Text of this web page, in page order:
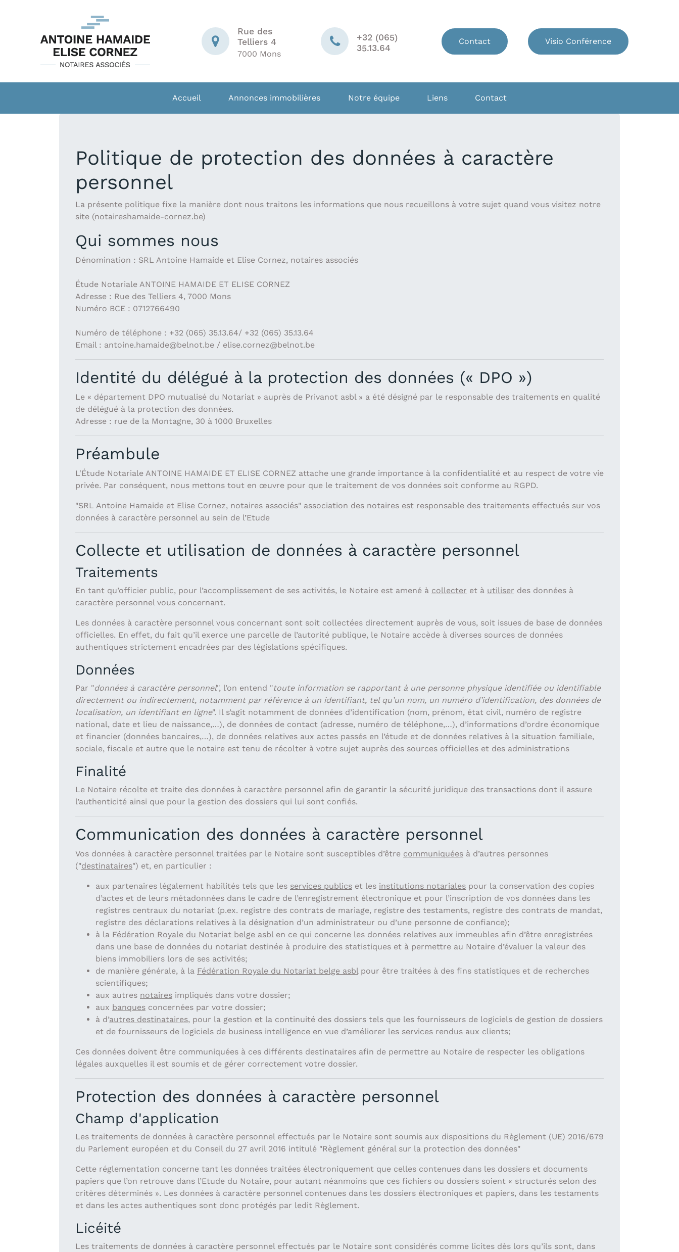
Rue des
Telliers 4
7000 Mons
+32 (065)
35.13.64
Contact Visio Conférence
Accueil Annonces immobilières Notre équipe Liens Contact
Politique de protection des données à caractère
personnel
La présente politique fixe la manière dont nous traitons les informations que nous recueillons à votre sujet quand vous visitez notre
site (notaireshamaide-cornez.be)
Qui sommes nous
Dénomination : SRL Antoine Hamaide et Elise Cornez, notaires associés
Étude Notariale ANTOINE HAMAIDE ET ELISE CORNEZ
Adresse : Rue des Telliers 4, 7000 Mons
Numéro BCE : 0712766490
Numéro de téléphone : +32 (065) 35.13.64/ +32 (065) 35.13.64
Email : antoine.hamaide@belnot.be / elise.cornez@belnot.be
Identité du délégué à la protection des données (« DPO »)
Le « département DPO mutualisé du Notariat » auprès de Privanot asbl » a été désigné par le responsable des traitements en qualité
de délégué à la protection des données.
Adresse : rue de la Montagne, 30 à 1000 Bruxelles
Préambule
L'Étude Notariale ANTOINE HAMAIDE ET ELISE CORNEZ attache une grande importance à la confidentialité et au respect de votre vie
privée. Par conséquent, nous mettons tout en œuvre pour que le traitement de vos données soit conforme au RGPD.
"SRL Antoine Hamaide et Elise Cornez, notaires associés" association des notaires est responsable des traitements effectués sur vos
données à caractère personnel au sein de l’Etude
Collecte et utilisation de données à caractère personnel
Traitements
En tant qu’officier public, pour l’accomplissement de ses activités, le Notaire est amené à collecter et à utiliser des données à
caractère personnel vous concernant.
Les données à caractère personnel vous concernant sont soit collectées directement auprès de vous, soit issues de base de données
officielles. En effet, du fait qu’il exerce une parcelle de l’autorité publique, le Notaire accède à diverses sources de données
authentiques strictement encadrées par des législations spécifiques.
Données
Par "données à caractère personnel", l’on entend "toute information se rapportant à une personne physique identifiée ou identifiable
directement ou indirectement, notamment par référence à un identifiant, tel qu’un nom, un numéro d’identification, des données de
localisation, un identifiant en ligne". Il s’agit notamment de données d’identification (nom, prénom, état civil, numéro de registre
national, date et lieu de naissance,…), de données de contact (adresse, numéro de téléphone,…), d’informations d’ordre économique
et financier (données bancaires,…), de données relatives aux actes passés en l’étude et de données relatives à la situation familiale,
sociale, fiscale et autre que le notaire est tenu de récolter à votre sujet auprès des sources officielles et des administrations
Finalité
Le Notaire récolte et traite des données à caractère personnel afin de garantir la sécurité juridique des transactions dont il assure
l’authenticité ainsi que pour la gestion des dossiers qui lui sont confiés.
Communication des données à caractère personnel
Vos données à caractère personnel traitées par le Notaire sont susceptibles d’être communiquées à d’autres personnes
("destinataires") et, en particulier :
aux partenaires légalement habilités tels que les services publics et les institutions notariales pour la conservation des copies
d’actes et de leurs métadonnées dans le cadre de l’enregistrement électronique et pour l’inscription de vos données dans les
registres centraux du notariat (p.ex. registre des contrats de mariage, registre des testaments, registre des contrats de mandat,
registre des déclarations relatives à la désignation d’un administrateur ou d’une personne de confiance);
à la Fédération Royale du Notariat belge asblen ce qui concerne les données relatives aux immeubles afin d’être enregistrées
dans une base de données du notariat destinée à produire des statistiques et à permettre au Notaire d’évaluer la valeur des
biens immobiliers lors de ses activités;
de manière générale, à la Fédération Royale du Notariat belge asblpour être traitées à des fins statistiques et de recherches
scientifiques;
aux autres notaires impliqués dans votre dossier;
aux banques concernées par votre dossier;
à d’autres destinataires, pour la gestion et la continuité des dossiers tels que les fournisseurs de logiciels de gestion de dossiers
et de fournisseurs de logiciels de business intelligence en vue d’améliorer les services rendus aux clients;
Ces données doivent être communiquées à ces différents destinataires afin de permettre au Notaire de respecter les obligations
légales auxquelles il est soumis et de gérer correctement votre dossier.
Protection des données à caractère personnel
Champ d'application
Les traitements de données à caractère personnel effectués par le Notaire sont soumis aux dispositions du Règlement (UE) 2016/679
du Parlement européen et du Conseil du 27 avril 2016 intitulé "Règlement général sur la protection des données"
Cette réglementation concerne tant les données traitées électroniquement que celles contenues dans les dossiers et documents
papiers que l’on retrouve dans l’Etude du Notaire, pour autant néanmoins que ces fichiers ou dossiers soient « structurés selon des
critères déterminés ». Les données à caractère personnel contenues dans les dossiers électroniques et papiers, dans les testaments
et dans les actes authentiques sont donc protégés par ledit Règlement.
Licéité
Les traitements de données à caractère personnel effectués par le Notaire sont considérés comme licites dès lors qu’ils sont, dans